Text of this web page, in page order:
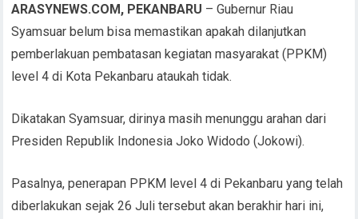
ARASYNEWS.COM, PEKANBARU – Gubernur Riau
Syamsuar belum bisa memastikan apakah dilanjutkan
pemberlakuan pembatasan kegiatan masyarakat (PPKM)
level 4 di Kota Pekanbaru ataukah tidak.
Dikatakan Syamsuar, dirinya masih menunggu arahan dari
Presiden Republik Indonesia Joko Widodo (Jokowi).
Pasalnya, penerapan PPKM level 4 di Pekanbaru yang telah
diberlakukan sejak 26 Juli tersebut akan berakhir hari ini,